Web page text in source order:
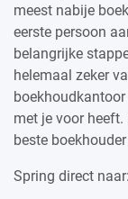
meest nabije
eerste persoon
belangrijke
helemaal zeker
met je voor heeft.
beste
Spring direct naar: